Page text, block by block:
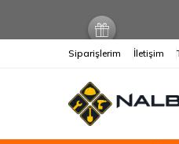
Siparişlerim İletişim